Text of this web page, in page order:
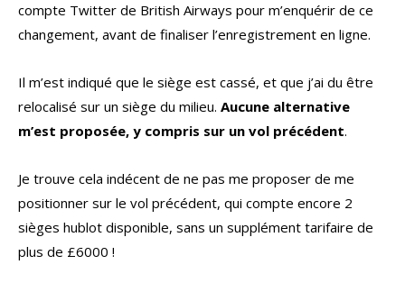
compte Twitter de British Airways pour m’enquérir de ce
changement, avant de finaliser l’enregistrement en ligne.
Il m’est indiqué que le siège est cassé, et que j’ai du être
relocalisé sur un siège du milieu. Aucune alternative
m’est proposée, y compris sur un vol précédent.
Je trouve cela indécent de ne pas me proposer de me
positionner sur le vol précédent, qui compte encore 2
sièges hublot disponible, sans un supplément tarifaire de
plus de £6000 !